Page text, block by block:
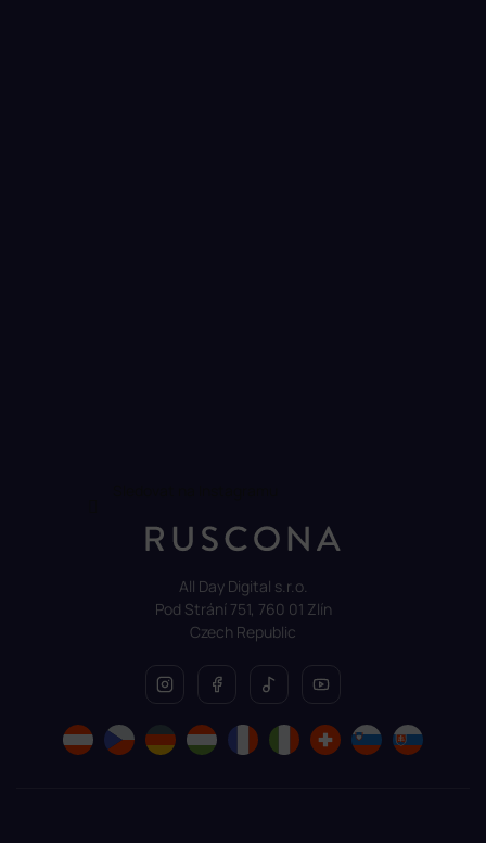
All Day Digital s.r.o.
Pod Strání 751, 760 01 Zlín
Czech Republic